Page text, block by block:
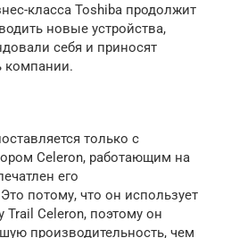
класса Toshiba продолжит
новые устройства,
себя и приносят
компании.
только с
Celeron, работающим на
его
потому, что он использует
Trail Celeron, поэтому он
производительность, чем